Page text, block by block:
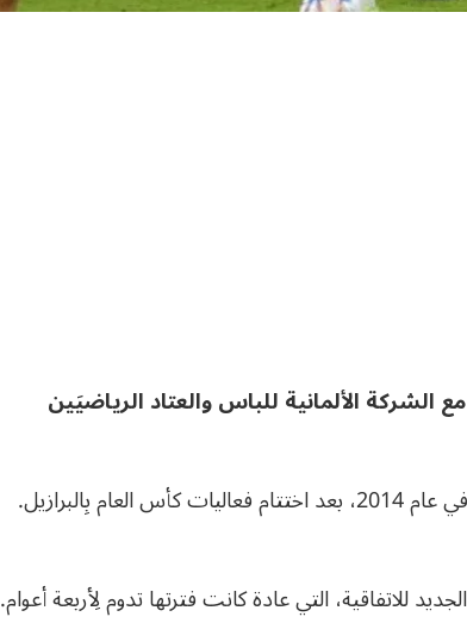
الشركة الألمانية للباس والعتاد الرياضيَين
وكان تعامل “الفاف” مع هذه الشركة قد انطلق في عام 2014، بعد اختتام فعاليات كأس العام بِالبرازيل.
للاتفاقية، التي عادة كانت فترتها تدوم لِأربعة أعوام.